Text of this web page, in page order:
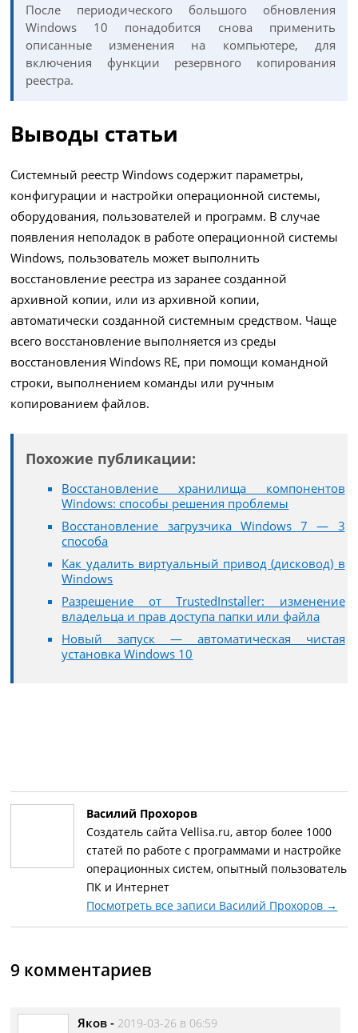
После периодического большого обновления
Windows 10 понадобится снова применить
описанные изменения на компьютере, для
включения функции резервного копирования
реестра.
Выводы статьи
Системный реестр Windows содержит параметры,
конфигурации и настройки операционной системы,
оборудования, пользователей и программ. В случае
появления неполадок в работе операционной системы
Windows, пользователь может выполнить
восстановление реестра из заранее созданной
архивной копии, или из архивной копии,
автоматически созданной системным средством. Чаще
всего восстановление выполняется из среды
восстановления Windows RE, при помощи командной
строки, выполнением команды или ручным
копированием файлов.
Похожие публикации:
Восстановление хранилища компонентов
Windows: способы решения проблемы
Восстановление загрузчика Windows 7 — 3
способа
Как удалить виртуальный привод (дисковод) в
Windows
Разрешение от TrustedInstaller: изменение
владельца и прав доступа папки или файла
Новый запуск — автоматическая чистая
установка Windows 10
Василий Прохоров
Создатель сайта Vellisa.ru, автор более 1000
статей по работе с программами и настройке
операционных систем, опытный пользователь
ПК и Интернет
Посмотреть все записи Василий Прохоров →
9 комментариев
Яков - 2019-03-26 в 06:59